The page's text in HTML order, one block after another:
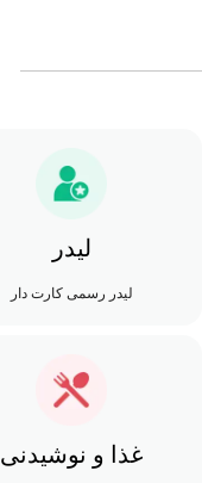
لیدر
لیدر رسمی کارت دار
غذا و نوشیدنی